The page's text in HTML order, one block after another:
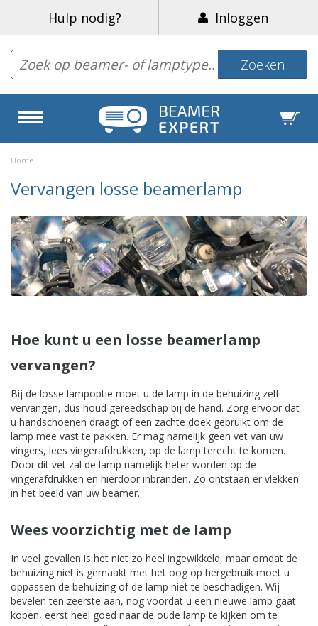
Hulp nodig? Inloggen
Zoeken
Home
Vervangen losse beamerlamp
Hoe kunt u een losse beamerlamp
vervangen?
Bij de losse lampoptie moet u de lamp in de behuizing zelf
vervangen, dus houd gereedschap bij de hand. Zorg ervoor dat
u handschoenen draagt of een zachte doek gebruikt om de
lamp mee vast te pakken. Er mag namelijk geen vet van uw
vingers, lees vingerafdrukken, op de lamp terecht te komen.
Door dit vet zal de lamp namelijk heter worden op de
vingerafdrukken en hierdoor inbranden. Zo ontstaan er vlekken
in het beeld van uw beamer.
Wees voorzichtig met de lamp
In veel gevallen is het niet zo heel ingewikkeld, maar omdat de
behuizing niet is gemaakt met het oog op hergebruik moet u
oppassen de behuizing of de lamp niet te beschadigen. Wij
bevelen ten zeerste aan, nog voordat u een nieuwe lamp gaat
kopen, eerst heel goed naar de oude lamp te kijken om te